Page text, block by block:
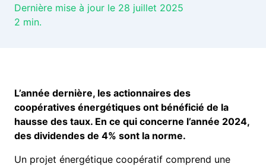
Dernière mise à jour le 28 juillet 2025
2 min.
L’année dernière, les actionnaires des
coopératives énergétiques ont bénéficié de la
hausse des taux. En ce qui concerne l’année 2024,
des dividendes de 4% sont la norme.
Un projet énergétique coopératif comprend une